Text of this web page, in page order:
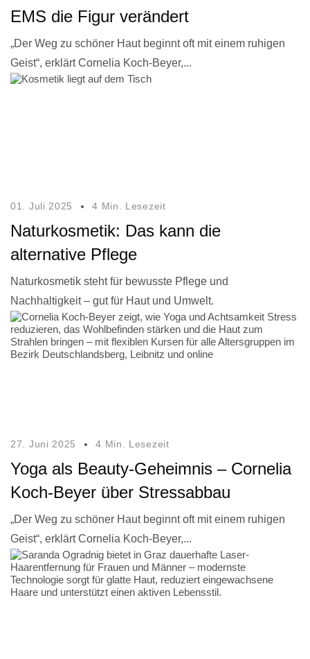
EMS die Figur verändert
„Der Weg zu schöner Haut beginnt oft mit einem ruhigen
Geist“, erklärt Cornelia Koch-Beyer,...
01. Juli 2025 4 Min. Lesezeit
Naturkosmetik: Das kann die
alternative Pflege
Naturkosmetik steht für bewusste Pflege und
Nachhaltigkeit – gut für Haut und Umwelt.
27. Juni 2025 4 Min. Lesezeit
Yoga als Beauty-Geheimnis – Cornelia
Koch-Beyer über Stressabbau
„Der Weg zu schöner Haut beginnt oft mit einem ruhigen
Geist“, erklärt Cornelia Koch-Beyer,...